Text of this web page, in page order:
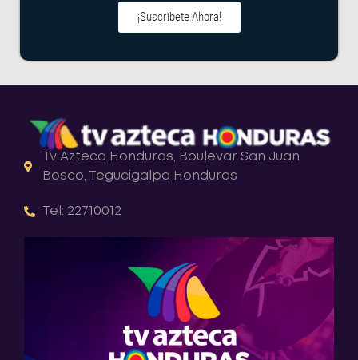
¡Suscríbete Ahora!
Tv Azteca Honduras, Boulevar San Juan
Bosco, Tegucigalpa Honduras
Tel: 22710012